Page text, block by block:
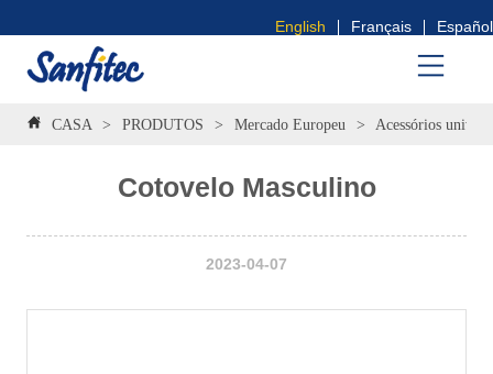
English Français Español
CASA > PRODUTOS > Mercado Europeu > Acessórios
Cotovelo Masculino
2023-04-07